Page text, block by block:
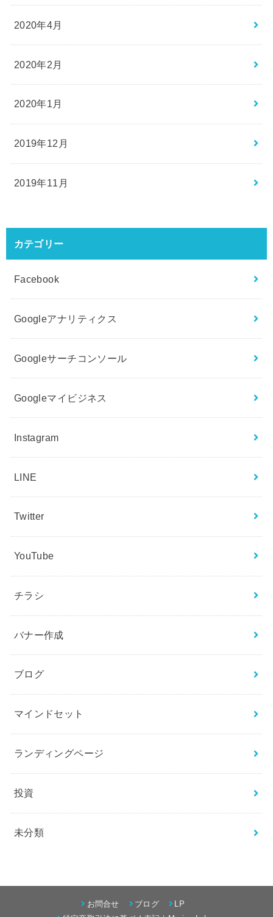
2020年4月
2020年2月
2020年1月
2019年12月
2019年11月
カテゴリー
Facebook
Googleアナリティクス
Googleサーチコンソール
Googleマイビジネス
Instagram
LINE
Twitter
YouTube
チラシ
バナー作成
ブログ
マインドセット
ランディングページ
投資
未分類
お問合せ ブログ
LP